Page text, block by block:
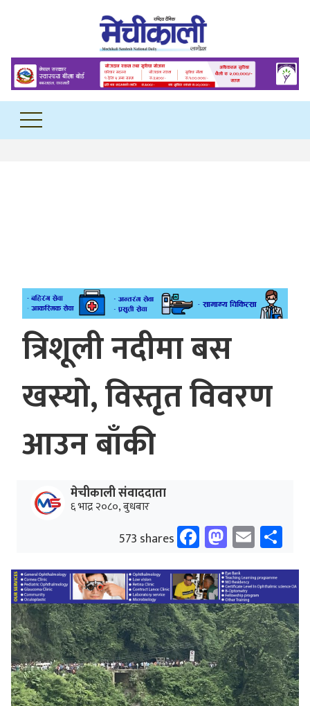
त्रिशूली नदीमा बस
खस्यो, विस्तृत विवरण
आउन बाँकी
मेचीकाली संवाददाता
६ भाद्र २०८०, बुधबार
573 shares Facebook
Email